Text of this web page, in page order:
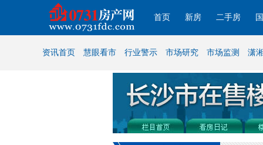
首页 新房 二手房
资讯首页 慧眼看市 行业警示 市场研究 市场监测 潇